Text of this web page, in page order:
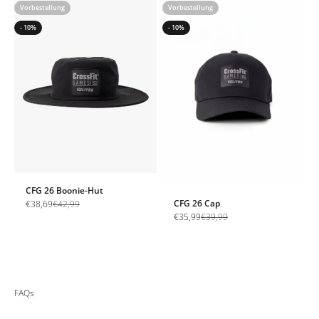
Vorbestellung
- 10%
CFG 26 Boonie-Hut
Angebot
€38,69Regulärer Preis
€42,99
Vorbestellung
- 10%
CFG 26 Cap
Angebot
€35,99Regulärer Preis
€39,99
FAQs